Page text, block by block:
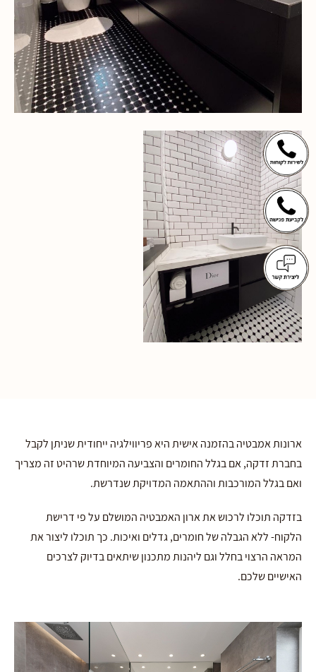
ארונות אמבטיה בהזמנה אישית היא פריווילגיה ייחודית שניתן לקבל
בחברת זדקה, אם בגלל החומרים והצביעה המיוחדת שרהיט זה מצריך
ואם בגלל המורכבות וההתאמה המדויקת שנדרשת.
בזדקה תוכלו לרכוש את ארון האמבטיה המושלם על פי דרישת
הלקוח- ללא הגבלה של חומרים, גדלים ואיכות. כך תוכלו ליצור את
המראה הרצוי בחלל וגם ליהנות מתכנון שיתאים בדיוק לצרכים
האישיים שלכם.